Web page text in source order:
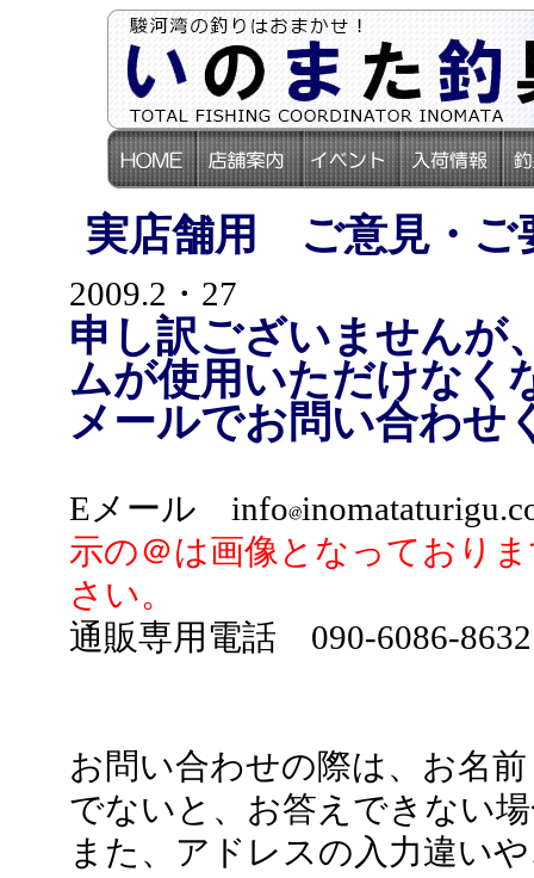
実店舗用 ご意見・ご
2009.2・27
申し訳ございませんが
ムが使用いただけなく
メールでお問い合わせ
Eメール info
示の＠は画像となっており
さい。
通販専用電話 090-6086-
お問い合わせの際は、お名
でないと、お答えできない
また、アドレスの入力違い